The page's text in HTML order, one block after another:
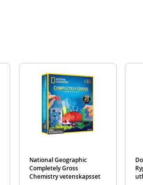
S754/C2171
8710124138320
Bästsäljare
National Geographic
Completely Gross
Chemistry vetenskapsset